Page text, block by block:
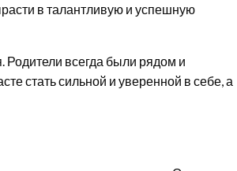
в талантливую и успешную
Родители всегда были рядом и
стать сильной и уверенной в себе, а